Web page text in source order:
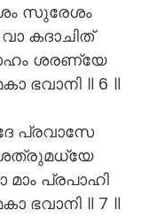
സുരേശം
കദാചിത്
ശരണ്യേ
ഭവാനി ॥ 6 ॥
പ്രവാസേ
പ്രപാഹി
ഭവാനി ॥ 7 ॥